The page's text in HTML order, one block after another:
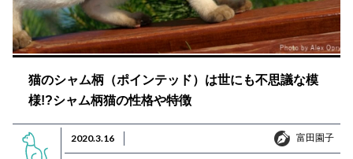
猫のシャム柄（ポインテッド）は世にも不思議な模
様!?シャム柄猫の性格や特徴
2020.3.16 富田園子
富田園子